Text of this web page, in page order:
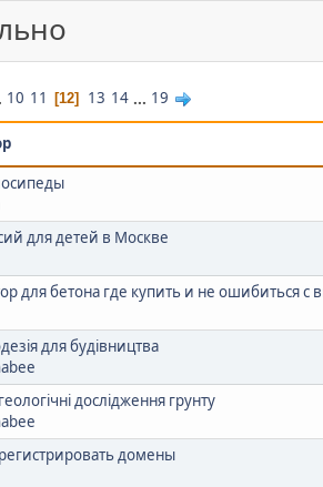
10 11 12 13 14 ... 19
для детей в Москве
для бетона где купить и не ошибиться с
для будівництва
дослідження грунту
домены